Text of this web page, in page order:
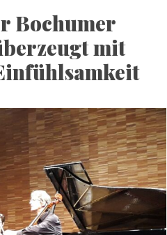
Bochumer
mit